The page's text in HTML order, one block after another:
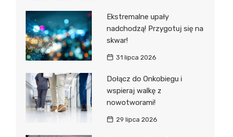
Ekstremalne upały
nadchodzą! Przygotuj się na
skwar!
31 lipca 2026
Dołącz do Onkobiegu i
wspieraj walkę z
nowotworami!
29 lipca 2026